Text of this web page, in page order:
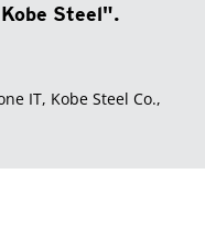
Steel".
IT, Kobe Steel Co.,